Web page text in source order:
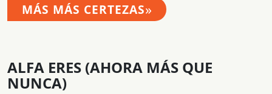
MÁS MÁS CERTEZAS»
ALFA ERES (AHORA MÁS QUE
NUNCA)